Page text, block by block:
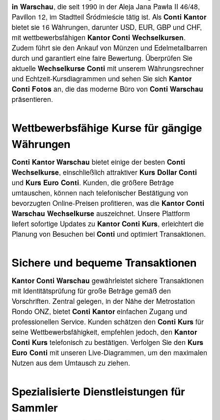
in Warschau, die seit 1990 in der Aleja Jana Pawła II 46/48,
Pavillon 12, im Stadtteil Śródmieście tätig ist. Als Conti Kantor
bietet sie 16 Währungen, darunter USD, EUR, GBP und CHF,
mit wettbewerbsfähigen Kantor Conti Wechselkursen.
Zudem führt sie den Ankauf von Münzen und Edelmetallbarren
durch und garantiert eine faire Bewertung. Überprüfen Sie
aktuelle Wechselkurse Conti mit unserem Währungsrechner
und Echtzeit-Kursdiagrammen und sehen Sie sich Kantor
Conti Fotos an, die das moderne Büro von Conti Warschau
präsentieren.
Wettbewerbsfähige Kurse für gängige
Währungen
Conti Kantor Warschau bietet einige der besten Conti
Wechselkurse, einschließlich attraktiver Kurs Dollar Conti
und Kurs Euro Conti. Kunden, die größere Beträge
umtauschen, können nach telefonischer Bestätigung von
bevorzugten Online-Preisen profitieren, was die Kantor Conti
Warschau Wechselkurse auszeichnet. Unsere Plattform
liefert sofortige Updates zu Kantor Conti Kurs, erleichtert die
Planung von Besuchen bei Conti und optimiert Transaktionen.
Sichere und bequeme Transaktionen
Kantor Conti Warschau gewährleistet sichere Transaktionen
mit Identitätsprüfung für große Beträge gemäß den
Vorschriften. Zentral gelegen, in der Nähe der Metrostation
Rondo ONZ, bietet Conti Kantoreinfachen Zugang und
professionellen Service. Kunden schätzen den Conti Kurs für
seine Wettbewerbsfähigkeit, empfehlen jedoch, den Kantor
Conti Kurs telefonisch zu bestätigen. Verfolgen Sie den Kurs
Euro Conti mit unseren Live-Diagrammen, um den maximalen
Nutzen aus dem Umtausch zu ziehen.
Spezialisierte Dienstleistungen für
Sammler